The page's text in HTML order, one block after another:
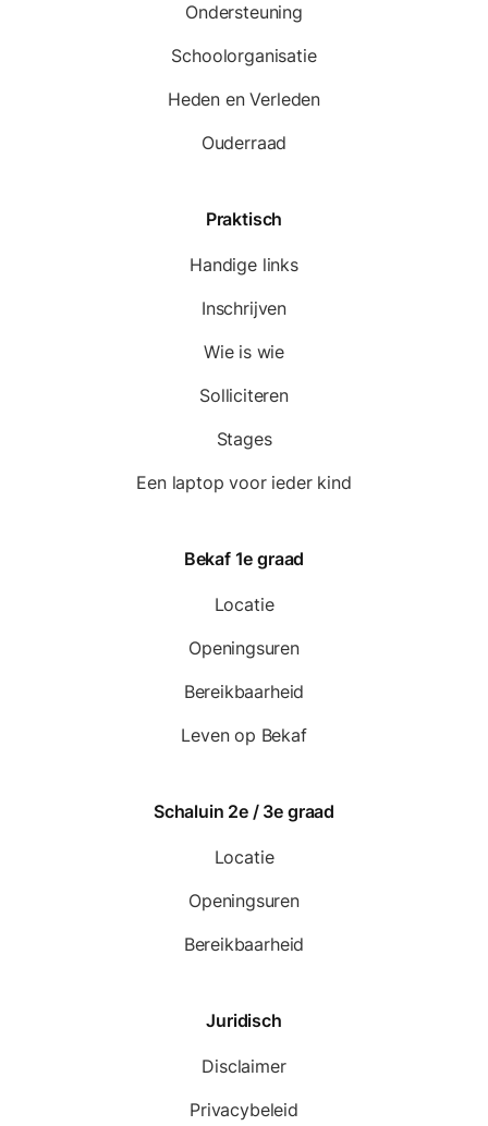
Ondersteuning
Schoolorganisatie
Heden en Verleden
Ouderraad
Praktisch
Handige links
Inschrijven
Wie is wie
Solliciteren
Stages
Een laptop voor ieder kind
Bekaf 1e graad
Locatie
Openingsuren
Bereikbaarheid
Leven op Bekaf
Schaluin 2e / 3e graad
Locatie
Openingsuren
Bereikbaarheid
Juridisch
Disclaimer
Privacybeleid